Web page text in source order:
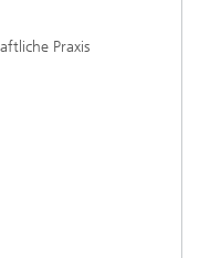
Praxis